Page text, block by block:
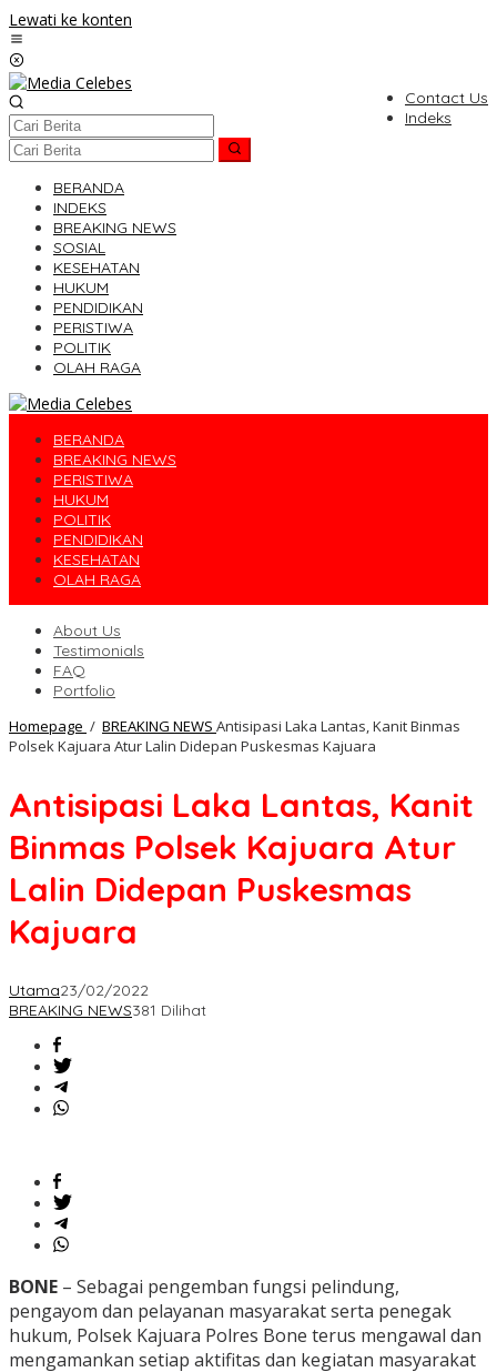
Lewati ke konten
Contact Us
Indeks
BERANDA
INDEKS
BREAKING NEWS
SOSIAL
KESEHATAN
HUKUM
PENDIDIKAN
PERISTIWA
POLITIK
OLAH RAGA
BERANDA
BREAKING NEWS
PERISTIWA
HUKUM
POLITIK
PENDIDIKAN
KESEHATAN
OLAH RAGA
About Us
Testimonials
FAQ
Portfolio
Homepage / BREAKING NEWS Antisipasi Laka Lantas, Kanit Binmas
Polsek Kajuara Atur Lalin Didepan Puskesmas Kajuara
Antisipasi Laka Lantas, Kanit
Binmas Polsek Kajuara Atur
Lalin Didepan Puskesmas
Kajuara
Utama23/02/2022
BREAKING NEWS381 Dilihat
BONE – Sebagai pengemban fungsi pelindung,
pengayom dan pelayanan masyarakat serta penegak
hukum, Polsek Kajuara Polres Bone terus mengawal dan
mengamankan setiap aktifitas dan kegiatan masyarakat